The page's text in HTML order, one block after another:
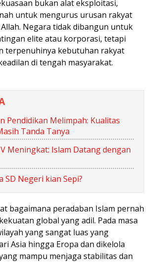
bukan alat eksploitasi,
untuk mengurus urusan rakyat
Negara tidak dibangun untuk
elite atau korporasi, tetapi
terpenuhinya kebutuhan rakyat
di tengah masyarakat.
Pendidikan Melimpah: Kualitas
Tanda Tanya
Meningkat: Islam Datang dengan
SD Negeri kian Sepi?
bagaimana peradaban Islam pernah
global yang adil. Pada masa
yang sangat luas yang
Asia hingga Eropa dan dikelola
mampu menjaga stabilitas dan